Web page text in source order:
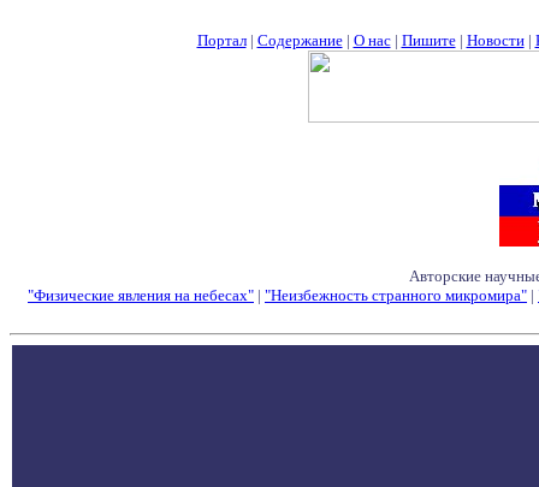
Портал| Содержание| О нас| Пишите| Новости|
Авторские
"Физические явления на небесах" | "Неизбежность странного микромира" |